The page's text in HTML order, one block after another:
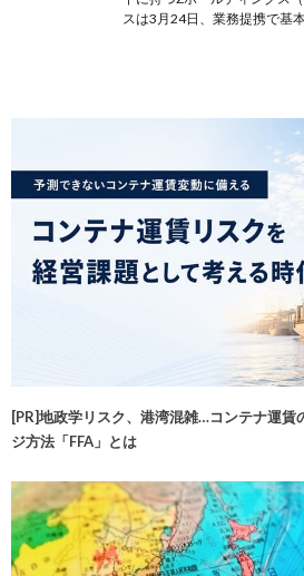
スは3月24日、業務提携で基
[PR]地政学リスク、港湾混雑…コンテナ運賃
ジ方法「FFA」とは